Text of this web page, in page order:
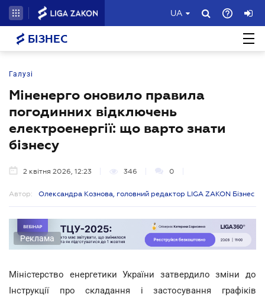
UA
БІЗНЕС
Галузі
Міненерго оновило правила
погодинних відключень
електроенергії: що варто знати
бізнесу
2 квітня 2026, 12:23 346 0
Автор: Олександра Кознова, головний редактор LIGA ZAKON Бізнес
Реклама
Міністерство енергетики України затвердило зміни до
Інструкції про складання і застосування графіків